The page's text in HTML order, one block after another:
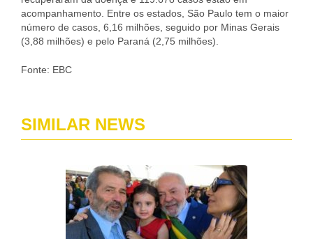
acompanhamento. Entre os estados, São Paulo tem o maior
número de casos, 6,16 milhões, seguido por Minas Gerais
(3,88 milhões) e pelo Paraná (2,75 milhões).
Fonte: EBC
SIMILAR NEWS